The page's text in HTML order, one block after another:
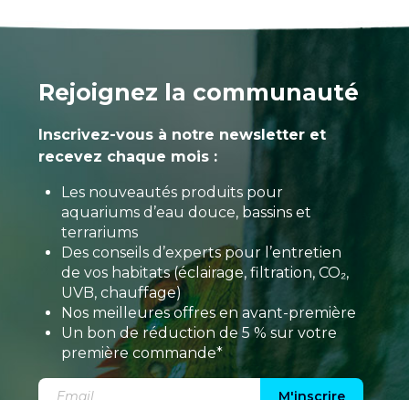
Rejoignez la communauté
Inscrivez-vous à notre newsletter et
recevez chaque mois :
Les nouveautés produits pour
aquariums d’eau douce, bassins et
terrariums
Des conseils d’experts pour l’entretien
de vos habitats (éclairage, filtration, CO₂,
UVB, chauffage)
Nos meilleures offres en avant-première
Un bon de réduction de 5 % sur votre
première commande*